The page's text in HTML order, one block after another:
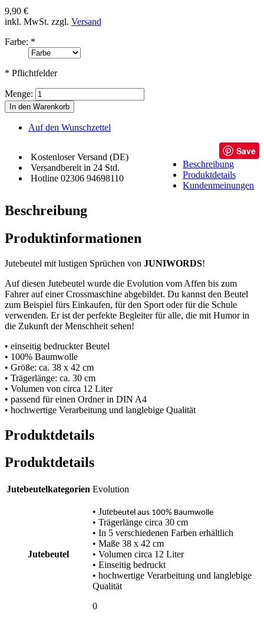
9,90 €
inkl. MwSt. zzgl. Versand
Farbe: *
* Pflichtfelder
Menge:
In den Warenkorb
Auf den Wunschzettel
Kostenloser Versand (DE)
Versandbereit in 24 Std.
Hotline 02306 94698110
Save
Beschreibung
Produktdetails
Kundenmeinungen
Beschreibung
Produktinformationen
Jutebeutel mit lustigen Sprüchen von JUNIWORDS!
Auf diesen Jutebeutel wurde die Evolution vom Affen bis zum
Fahrer auf einer Crossmaschine abgebildet. Du kannst den Beutel
zum Beispiel fürs Einkaufen, für den Sport oder für die Schule
verwenden. Er ist der perfekte Begleiter für alle, die mit Humor in
die Zukunft der Menschheit sehen!
• einseitig bedruckter Beutel
• 100% Baumwolle
• Größe: ca. 38 x 42 cm
• Trägerlänge: ca. 30 cm
• Volumen von circa 12 Liter
• passend für einen Ordner in DIN A4
• hochwertige Verarbeitung und langlebige Qualität
Produktdetails
Produktdetails
Jutebeutelkategorien Evolution
Jutebeutel
• Jutebeutel aus 100% Baumwolle
• Trägerlänge circa 30 cm
• In 5 verschiedenen Farben erhältlich
• Maße 38 x 42 cm
• Volumen circa 12 Liter
• Einseitig bedruckt
• hochwertige Verarbeitung und langlebige
Qualität
0